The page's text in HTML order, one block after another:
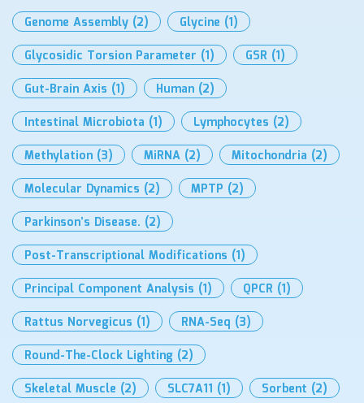
Genome Assembly (2) Glycine (1)
Glycosidic Torsion Parameter (1) GSR (1)
Gut-Brain Axis (1) Human (2)
Intestinal Microbiota (1) Lymphocytes (2)
Methylation (3) MiRNA (2) Mitochondria (2)
Molecular Dynamics (2) MPTP (2)
Parkinson’s Disease. (2)
Post-Transcriptional Modifications (1)
Principal Component Analysis (1) QPCR (1)
Rattus Norvegicus (1) RNA-Seq (3)
Round-The-Clock Lighting (2)
Skeletal Muscle (2) SLC7A11 (1) Sorbent (2)